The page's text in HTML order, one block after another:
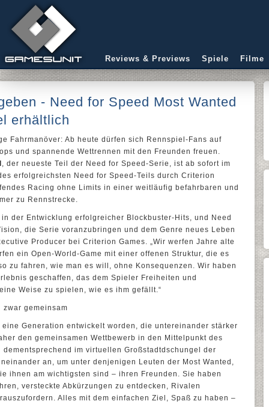
Reviews & Previews Spiele Filme
- Need for Speed Most Wanted
erhältlich
Fahrmanöver: Ab heute dürfen sich Rennspiel-Fans auf
und spannende Wettrennen mit den Freunden freuen.
, der neueste Teil der Need for Speed-Serie, ist ab sofort im
erfolgreichsten Need for Speed-Teils durch Criterion
Racing ohne Limits in einer weitläufig befahrbaren und
zu Rennstrecke.
der Entwicklung erfolgreicher Blockbuster-Hits, und Need
die Serie voranzubringen und dem Genre neues Leben
Producer bei Criterion Games. „Wir werfen Jahre alte
ein Open-World-Game mit einer offenen Struktur, die es
zu fahren, wie man es will, ohne Konsequenzen. Wir haben
geschaffen, das dem Spieler Freiheiten und
Weise zu spielen, wie es ihm gefällt.“
gemeinsam
Generation entwickelt worden, die untereinander stärker
den gemeinsamen Wettbewerb in den Mittelpunkt des
im virtuellen Großstadtdschungel der
an, um unter denjenigen Leuten der Most Wanted,
ihnen am wichtigsten sind – ihren Freunden. Sie haben
versteckte Abkürzungen zu entdecken, Rivalen
Alles mit dem einfachen Ziel, Spaß zu haben –